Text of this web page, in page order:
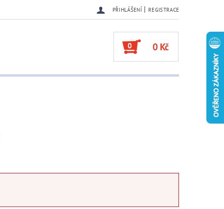
PŘIHLÁŠENÍ | REGISTRACE
0 0 Kč